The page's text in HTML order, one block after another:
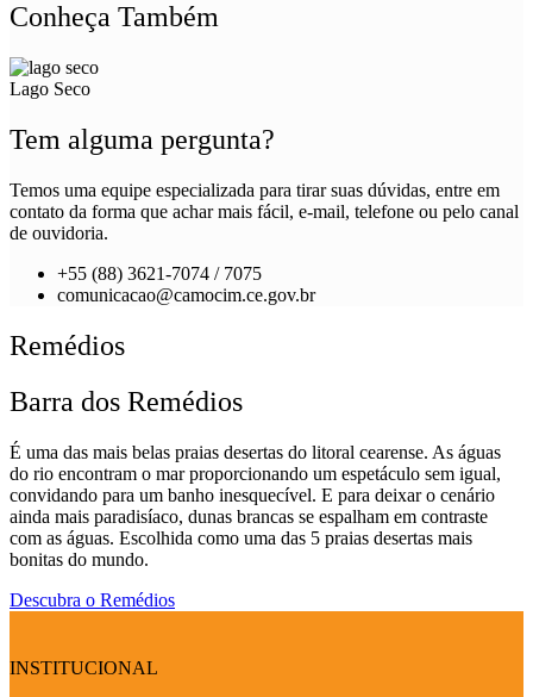
Conheça Também
Lago Seco
Tem alguma pergunta?
Temos uma equipe especializada para tirar suas dúvidas, entre em
contato da forma que achar mais fácil, e-mail, telefone ou pelo canal
de ouvidoria.
+55 (88) 3621-7074 / 7075
comunicacao@camocim.ce.gov.br
Remédios
Barra dos Remédios
É uma das mais belas praias desertas do litoral cearense. As águas
do rio encontram o mar proporcionando um espetáculo sem igual,
convidando para um banho inesquecível. E para deixar o cenário
ainda mais paradisíaco, dunas brancas se espalham em contraste
com as águas. Escolhida como uma das 5 praias desertas mais
bonitas do mundo.
Descubra o Remédios
INSTITUCIONAL